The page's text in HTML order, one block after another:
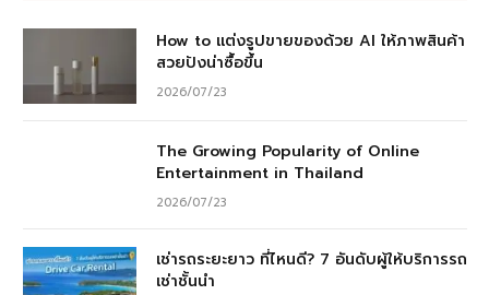
How to แต่งรูปขายของด้วย AI ให้ภาพสินค้า
สวยปังน่าซื้อขึ้น
2026/07/23
The Growing Popularity of Online
Entertainment in Thailand
2026/07/23
เช่ารถระยะยาว ที่ไหนดี? 7 อันดับผู้ให้บริการรถ
เช่าชั้นนำ